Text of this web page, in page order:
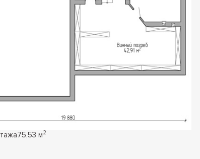
75,53 м2